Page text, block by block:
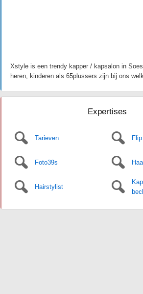
Xstyle is een trendy kapper / kapsalon in
heren, kinderen als 65plussers zijn bij ons
Expertises
Tarieven
Foto39s
Hairstylist